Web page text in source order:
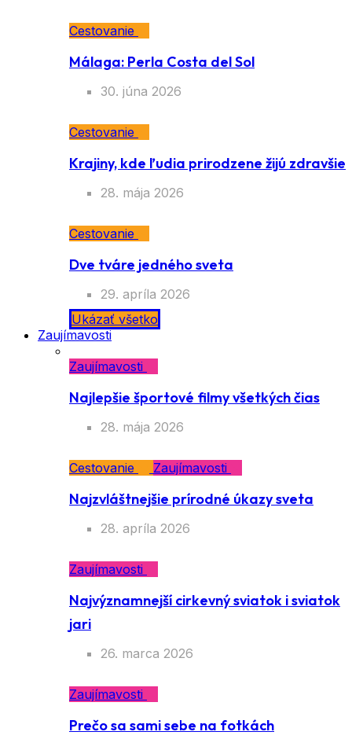
Cestovanie
Málaga: Perla Costa del Sol
30. júna 2026
Cestovanie
Krajiny, kde ľudia prirodzene žijú zdravšie
28. mája 2026
Cestovanie
Dve tváre jedného sveta
29. apríla 2026
Ukázať všetko
Zaujímavosti
Zaujímavosti
Najlepšie športové filmy všetkých čias
28. mája 2026
Cestovanie Zaujímavosti
Najzvláštnejšie prírodné úkazy sveta
28. apríla 2026
Zaujímavosti
Najvýznamnejší cirkevný sviatok i sviatok
jari
26. marca 2026
Zaujímavosti
Prečo sa sami sebe na fotkách